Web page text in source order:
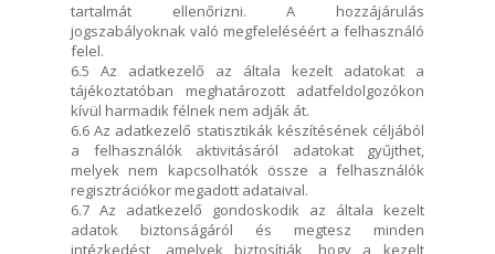
tartalmát ellenőrizni. A hozzájárulás
jogszabályoknak való megfeleléséért a felhasználó
felel.
6.5 Az adatkezelő az általa kezelt adatokat a
tájékoztatóban meghatározott adatfeldolgozókon
kívül harmadik félnek nem adják át.
6.6 Az adatkezelő statisztikák készítésének céljából
a felhasználók aktivitásáról adatokat gyűjthet,
melyek nem kapcsolhatók össze a felhasználók
regisztrációkor megadott adataival.
6.7 Az adatkezelő gondoskodik az általa kezelt
adatok biztonságáról és megtesz minden
intézkedést, amelyek biztosítják, hogy a kezelt